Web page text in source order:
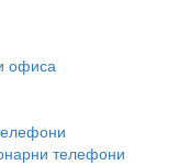
офиса
телефони